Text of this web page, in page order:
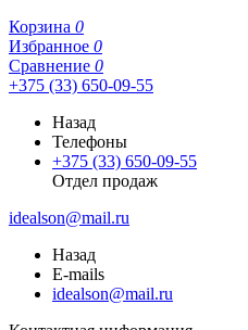
Корзина 0
Избранное 0
Сравнение 0
+375 (33) 650-09-55
Назад
Телефоны
+375 (33) 650-09-55
Отдел продаж
idealson@mail.ru
Назад
E-mails
idealson@mail.ru